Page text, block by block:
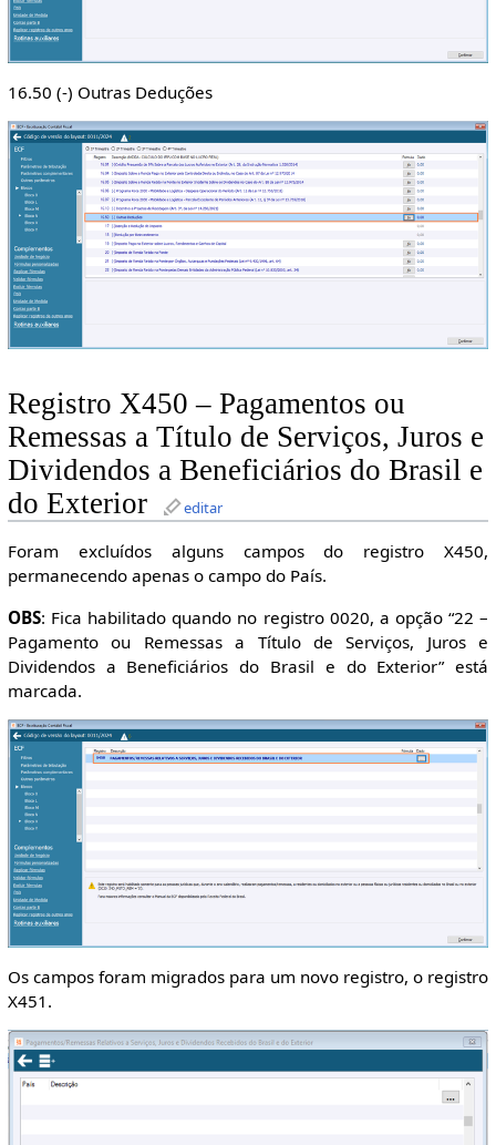
16.50 (-) Outras Deduções
Registro X450 – Pagamentos ou
Remessas a Título de Serviços, Juros e
Dividendos a Beneficiários do Brasil e
do Exterior
editar
Foram excluídos alguns campos do registro X450,
permanecendo apenas o campo do País.
OBS: Fica habilitado quando no registro 0020, a opção “22 –
Pagamento ou Remessas a Título de Serviços, Juros e
Dividendos a Beneficiários do Brasil e do Exterior” está
marcada.
Os campos foram migrados para um novo registro, o registro
X451.